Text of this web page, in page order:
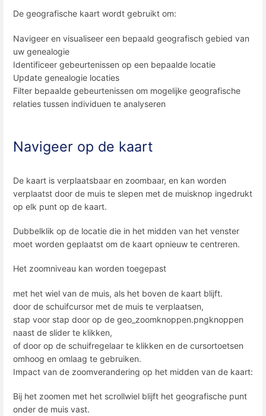
De geografische kaart wordt gebruikt om:
Navigeer en visualiseer een bepaald geografisch gebied van
uw genealogie
Identificeer gebeurtenissen op een bepaalde locatie
Update genealogie locaties
Filter bepaalde gebeurtenissen om mogelijke geografische
relaties tussen individuen te analyseren
Navigeer op de kaart
De kaart is verplaatsbaar en zoombaar, en kan worden
verplaatst door de muis te slepen met de muisknop ingedrukt
op elk punt op de kaart.
Dubbelklik op de locatie die in het midden van het venster
moet worden geplaatst om de kaart opnieuw te centreren.
Het zoomniveau kan worden toegepast
met het wiel van de muis, als het boven de kaart blijft.
door de schuifcursor met de muis te verplaatsen,
stap voor stap door op de geo_zoomknoppen.pngknoppen
naast de slider te klikken,
of door op de schuifregelaar te klikken en de cursortoetsen
omhoog en omlaag te gebruiken.
Impact van de zoomverandering op het midden van de kaart:
Bij het zoomen met het scrollwiel blijft het geografische punt
onder de muis vast.